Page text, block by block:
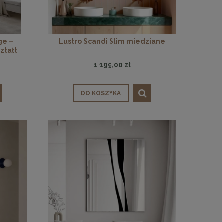
cm + kolory
–
Lustro Scandi Slim miedziane
1 199,00 zł
DO KOSZYKA